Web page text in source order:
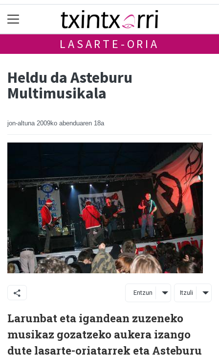
LASARTE-ORIA
Heldu da Asteburu
Multimusikala
jon-altuna 2009ko abenduaren 18a
Entzun Itzuli
Larunbat eta igandean zuzeneko
musikaz gozatzeko aukera izango
dute lasarte-oriatarrek eta Asteburu